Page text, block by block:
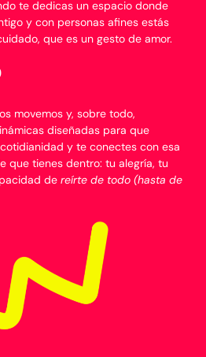
te dedicas un espacio donde
y con personas afines estás
que es un gesto de amor.
movemos y, sobre todo,
diseñadas para que
y te conectes con esa
que tienes dentro: tu alegría, tu
de reírte de todo (hasta de